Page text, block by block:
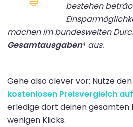
bestehen
machen im bundesweiten
Gesamtausgaben⁴ aus.
Gehe also clever vor: Nutze den
kostenlosen Preisvergleich
erledige dort deinen gesamten
wenigen Klicks.